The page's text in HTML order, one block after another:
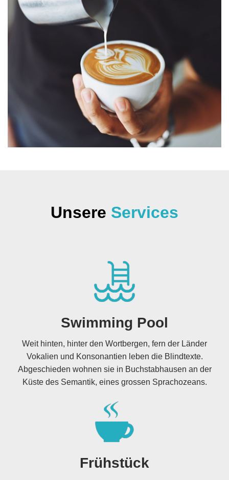
Unsere Services
Swimming Pool
Weit hinten, hinter den Wortbergen, fern der Länder
Vokalien und Konsonantien leben die Blindtexte.
Abgeschieden wohnen sie in Buchstabhausen an der
Küste des Semantik, eines grossen Sprachozeans.
Frühstück